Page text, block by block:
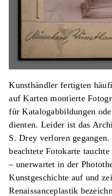
Kunsthändler fertigten
auf Karten montierte
für Katalogabbildungen
dienten. Leider ist das
S. Drey verloren
beachtete Fotokarte
– unerwartet in der
Kunstgeschichte auf und
Renaissanceplastik